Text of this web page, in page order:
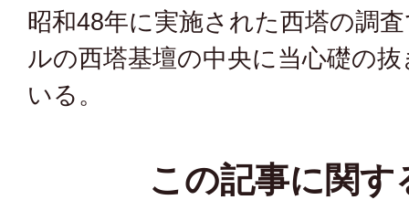
昭和48年に実施された西塔の調
ルの西塔基壇の中央に当心礎の
いる。
この記事に関す